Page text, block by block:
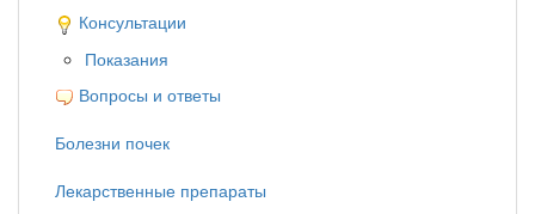
Консультации
Показания
Вопросы и ответы
Болезни почек
Лекарственные препараты